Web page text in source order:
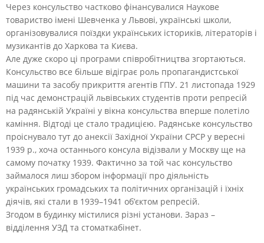
Через консульство частково фінансувалися Наукове
товариство імені Шевченка у Львові, українські школи,
організовувалися поїздки українських істориків, літераторів і
музикантів до Харкова та Києва.
Але дуже скоро ці програми співробітництва згортаються.
Консульство все більше відіграє роль пропагандистської
машини та засобу прикриття агентів ГПУ. 21 листопада 1929
під час демонстрацій львівських студентів проти репресій
на радянській Україні у вікна консульства вперше полетіло
каміння. Відтоді це стало традицією. Радянське консульство
проіснувало тут до анексії Західної України СРСР у вересні
1939 р., хоча останнього консула відізвали у Москву ще на
самому початку 1939. Фактично за той час консульство
займалося лиш збором інформації про діяльність
українських громадських та політичних організацій і їхніх
діячів, які стали в 1939–1941 об’єктом репресій.
Згодом в будинку містилися різні установи. Зараз –
відділення УЗД та стоматкабінет.